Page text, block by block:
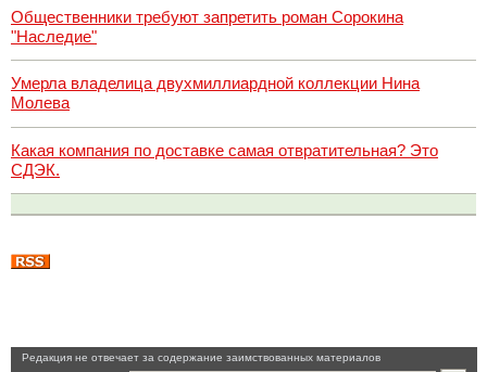
Общественники требуют запретить роман Сорокина
"Наследие"
Умерла владелица двухмиллиардной коллекции Нина
Молева
Какая компания по доставке самая отвратительная? Это
СДЭК.
Pедакция не отвечает за содержание заимствованных материалов